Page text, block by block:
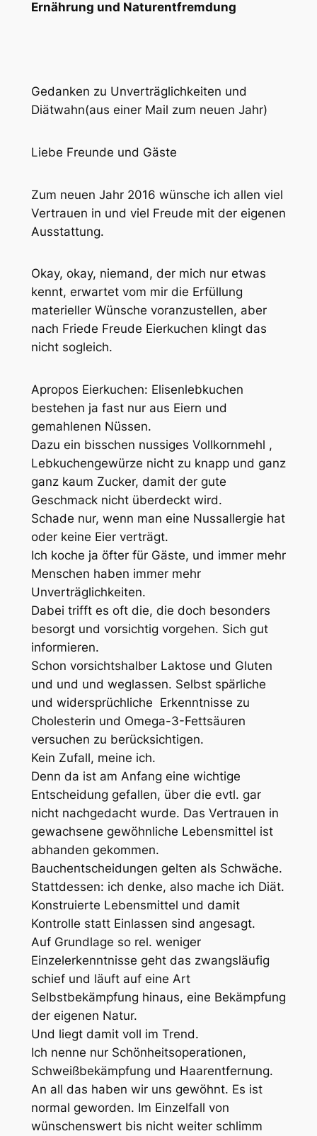
Ernährung und Naturentfremdung
Gedanken zu Unverträglichkeiten und
Diätwahn(aus einer Mail zum neuen Jahr)
Liebe Freunde und Gäste
Zum neuen Jahr 2016 wünsche ich allen viel
Vertrauen in und viel Freude mit der eigenen
Ausstattung.
Okay, okay, niemand, der mich nur etwas
kennt, erwartet vom mir die Erfüllung
materieller Wünsche voranzustellen, aber
nach Friede Freude Eierkuchen klingt das
nicht sogleich.
Apropos Eierkuchen: Elisenlebkuchen
bestehen ja fast nur aus Eiern und
gemahlenen Nüssen.
Dazu ein bisschen nussiges Vollkornmehl ,
Lebkuchengewürze nicht zu knapp und ganz
ganz kaum Zucker, damit der gute
Geschmack nicht überdeckt wird.
Schade nur, wenn man eine Nussallergie hat
oder keine Eier verträgt.
Ich koche ja öfter für Gäste, und immer mehr
Menschen haben immer mehr
Unverträglichkeiten.
Dabei trifft es oft die, die doch besonders
besorgt und vorsichtig vorgehen. Sich gut
informieren.
Schon vorsichtshalber Laktose und Gluten
und und und weglassen. Selbst spärliche
und widersprüchliche Erkenntnisse zu
Cholesterin und Omega-3-Fettsäuren
versuchen zu berücksichtigen.
Kein Zufall, meine ich.
Denn da ist am Anfang eine wichtige
Entscheidung gefallen, über die evtl. gar
nicht nachgedacht wurde. Das Vertrauen in
gewachsene gewöhnliche Lebensmittel ist
abhanden gekommen.
Bauchentscheidungen gelten als Schwäche.
Stattdessen: ich denke, also mache ich Diät.
Konstruierte Lebensmittel und damit
Kontrolle statt Einlassen sind angesagt.
Auf Grundlage so rel. weniger
Einzelerkenntnisse geht das zwangsläufig
schief und läuft auf eine Art
Selbstbekämpfung hinaus, eine Bekämpfung
der eigenen Natur.
Und liegt damit voll im Trend.
Ich nenne nur Schönheitsoperationen,
Schweißbekämpfung und Haarentfernung.
An all das haben wir uns gewöhnt. Es ist
normal geworden. Im Einzelfall von
wünschenswert bis nicht weiter schlimm